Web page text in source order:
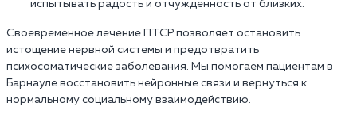
испытывать радость и отчужденность от близких.
Своевременное лечение ПТСР позволяет остановить
истощение нервной системы и предотвратить
психосоматические заболевания. Мы помогаем пациентам в
Барнауле восстановить нейронные связи и вернуться к
нормальному социальному взаимодействию.